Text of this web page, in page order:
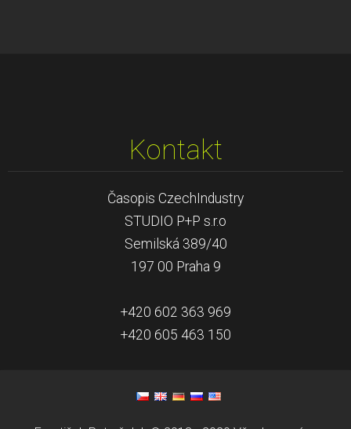
Kontakt
Časopis CzechIndustry
STUDIO P+P s.r.o
Semilská 389/40
197 00 Praha 9
+420 602 363 969
+420 605 463 150